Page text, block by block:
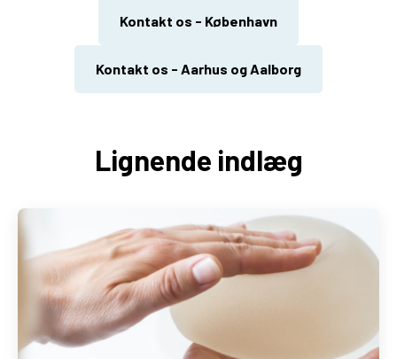
Kontakt os - København
Kontakt os - Aarhus og Aalborg
Lignende indlæg